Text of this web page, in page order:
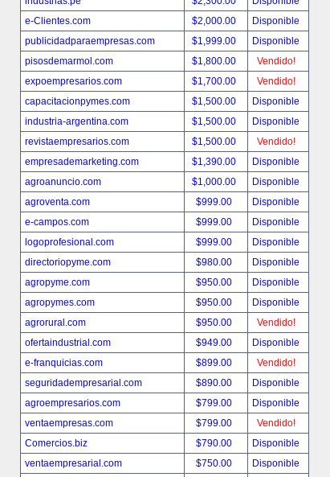
e-Clientes.com
$2,000.00
Disponible
publicidadparaempresas.com
$1,999.00
Disponible
pisosdemarmol.com
$1,800.00
Vendido!
expoempresarios.com
$1,700.00
Vendido!
capacitacionpymes.com
$1,500.00
Disponible
industria-argentina.com
$1,500.00
Disponible
revistaempresarios.com
$1,500.00
Vendido!
empresademarketing.com
$1,390.00
Disponible
agroanuncio.com
$1,000.00
Disponible
agroventa.com
$999.00
Disponible
e-campos.com
$999.00
Disponible
logoprofesional.com
$999.00
Disponible
directoriopyme.com
$980.00
Disponible
agropyme.com
$950.00
Disponible
agropymes.com
$950.00
Disponible
agrorural.com
$950.00
Vendido!
ofertaindustrial.com
$949.00
Disponible
e-franquicias.com
$899.00
Vendido!
seguridadempresarial.com
$890.00
Disponible
agroempresarios.com
$799.00
Disponible
ventaempresas.com
$799.00
Vendido!
Comercios.biz
$790.00
Disponible
ventaempresarial.com
$750.00
Disponible